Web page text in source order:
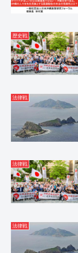
歴史戦
法律戦
法律戦
法律戦